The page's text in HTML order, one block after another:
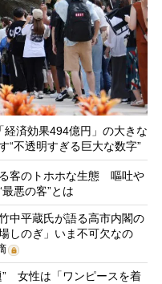
済効果494億円」の大きな
不透明すぎる巨大な数字”
客のトホホな生態 嘔吐や
悪の客”とは
中平蔵氏が語る高市内閣の
しのぎ」いま不可欠なの
” 女性は「ワンピースを着